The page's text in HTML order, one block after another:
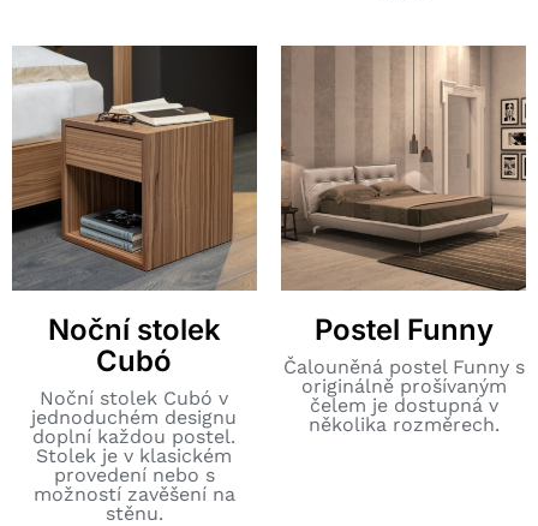
Noční stolek
Cubó
Noční stolek Cubó v
jednoduchém designu
doplní každou postel.
Stolek je v klasickém
provedení nebo s
možností zavěšení na
stěnu.
Postel Funny
Čalouněná postel Funny s
originálně prošívaným
čelem je dostupná v
několika rozměrech.